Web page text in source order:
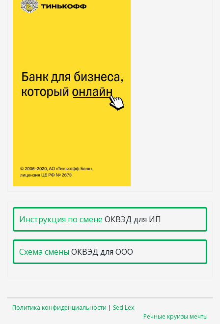
Инструкция по смене ОКВЭД для ИП
Схема смены ОКВЭД для ООО
Политика конфиденциальности | Sed Lex
Речные круизы мечты